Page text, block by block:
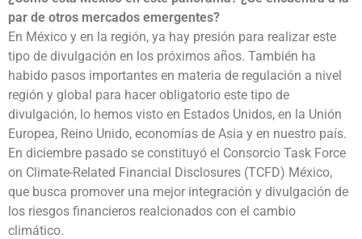
par de otros mercados emergentes?
En México y en la región, ya hay presión para realizar este
tipo de divulgación en los próximos años. También ha
habido pasos importantes en materia de regulación a nivel
región y global para hacer obligatorio este tipo de
divulgación, lo hemos visto en Estados Unidos, en la Unión
Europea, Reino Unido, economías de Asia y en nuestro país.
En diciembre pasado se constituyó el Consorcio Task Force
on Climate-Related Financial Disclosures (TCFD) México,
que busca promover una mejor integración y divulgación de
los riesgos financieros realcionados con el cambio
climático.